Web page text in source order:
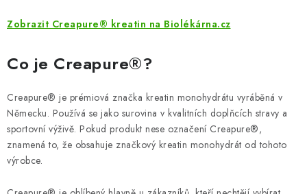
ZNAČKY
Odborný garant MUDr. Monika Klaudysová
Moje objednávka
Mapa serveru
Zobrazit Creapure® kreatin na Biolékárna.cz
Co je Creapure®?
Creapure® je prémiová značka kreatin monohydrátu vyráběná v
Německu. Používá se jako surovina v kvalitních doplňcích stravy a
sportovní výživě. Pokud produkt nese označení Creapure®,
znamená to, že obsahuje značkový kreatin monohydrát od tohoto
výrobce.